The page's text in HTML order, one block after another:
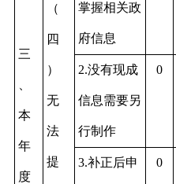
三
本
年
度
（
四
）
无
法
提
掌握相关政
府信息
2.没有现成
信息需要另
行制作
0
3.补正后申 0